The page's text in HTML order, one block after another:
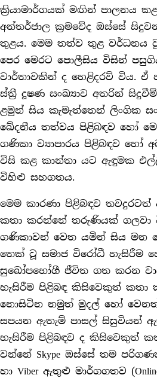
ක්‍රියාමාර්ගයක් මඟින් පාලනය
අන්තර්ජාල ක්‍රමවේද ඔස්සේ
තුළය. මෙම තත්ව තුළ වර්ධනය
පෙර මෙරට පොලීසිය විසින්
වාර්තාවකින් ද හෙළිදරව් විය.
ස්ත්‍රී දූෂණ සංඛ්‍යාව අතරින්
ළමුන් සිය කැමැත්තෙන් ලිංගික
ඛේදනීය තත්වය පිළිබඳව හෝ
ගණිකා ව්‍යාපාරය පිළිබඳව
විසි කළ කාන්තා යට ඇඳුමක
විහිළු සහගතය.
මෙම කාරණා පිළිබඳව
කතා කරන්නේ තරුණියක්
ගණිකාවන් වෙත යමින් සිය මන
තෙක් වූ සමාජ විරෝධී හැසිරීම
සුඛෝපභෝගී ජීවිත ගත කරන
හැසිරීම පිළිබඳ කිසිවෙකුත් කතා
නොසිටින නමුත් මුදල් හෝ වෙනත්
සපයන ඇතැම් පාසල් සිසුවියන්
හැසිරීම පිළිබඳව ද කිසිවෙකුත්
වන්නේ Skype ඔස්සේ තම
හා Viber ඇතුළු මාර්ගගතව